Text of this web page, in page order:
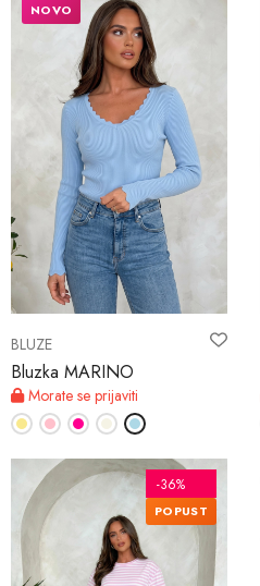
BLUZE
Bluzka MARINO
Morate se prijaviti
NOVO
-36%
POPUST